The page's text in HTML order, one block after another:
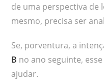
de uma perspectiva de
mesmo, precisa ser
Se, porventura, a
B no ano seguinte,
ajudar.